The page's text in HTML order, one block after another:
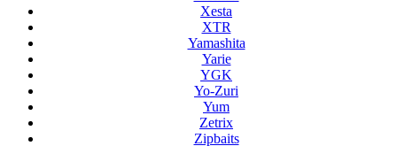
Xesta
XTR
Yamashita
Yarie
YGK
Yo-Zuri
Yum
Zetrix
Zipbaits